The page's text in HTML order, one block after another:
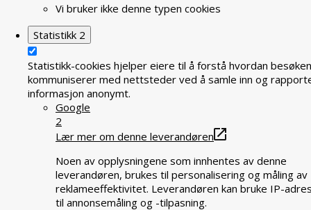
Vi bruker ikke denne typen cookies
Statistikk 2
Statistikk-cookies hjelper eiere til å forstå hvordan
kommuniserer med nettsteder ved å samle inn og
informasjon anonymt.
Google
2
Lær mer om denne leverandøren
Noen av opplysningene som innhentes av denne
leverandøren, brukes til personalisering og måling av
reklameeffektivitet. Leverandøren kan bruke IP-
til annonsemåling og -tilpasning.